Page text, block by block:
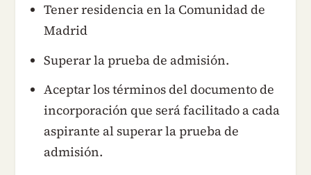
Tener residencia en la Comunidad de
Madrid
Superar la prueba de admisión.
Aceptar los términos del documento de
incorporación que será facilitado a cada
aspirante al superar la prueba de
admisión.